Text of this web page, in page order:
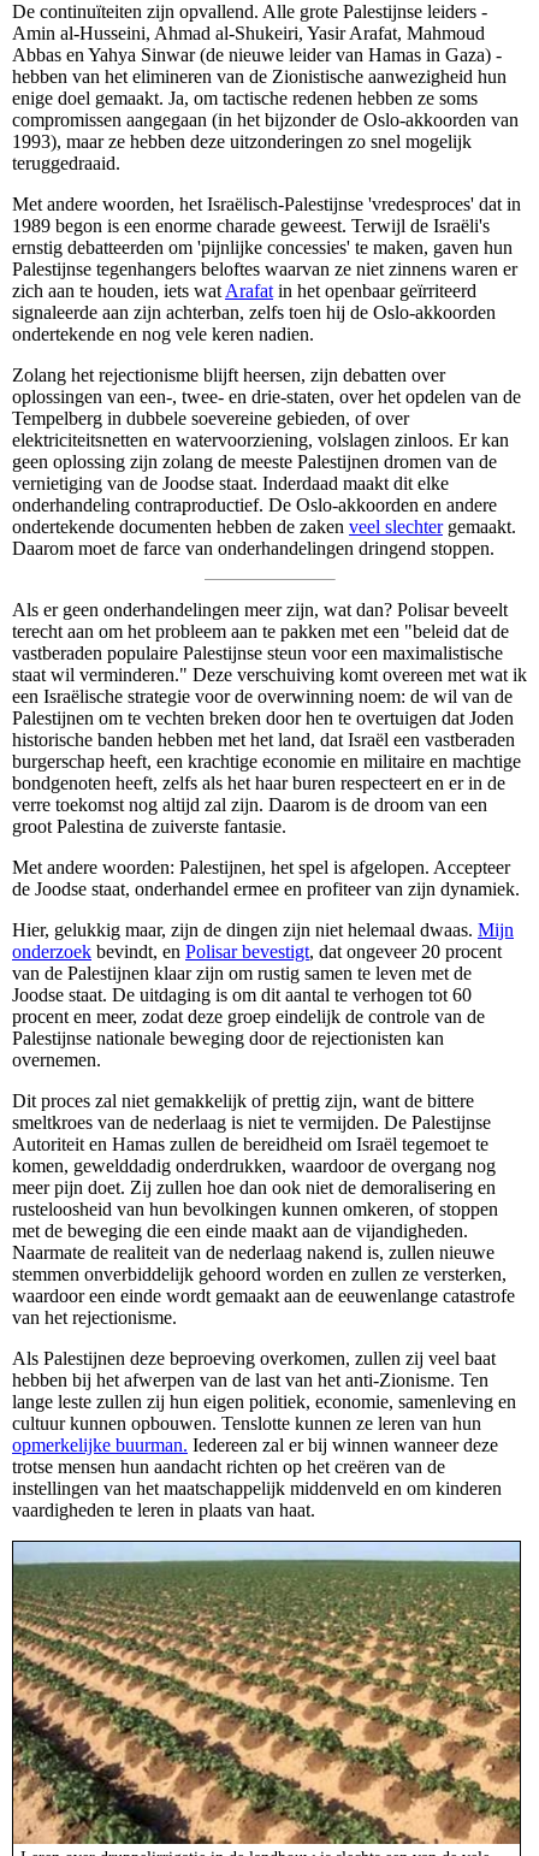
De continuïteiten zijn opvallend. Alle grote Palestijnse leiders -
Amin al-Husseini, Ahmad al-Shukeiri, Yasir Arafat, Mahmoud
Abbas en Yahya Sinwar (de nieuwe leider van Hamas in Gaza) -
hebben van het elimineren van de Zionistische aanwezigheid hun
enige doel gemaakt. Ja, om tactische redenen hebben ze soms
compromissen aangegaan (in het bijzonder de Oslo-akkoorden van
1993), maar ze hebben deze uitzonderingen zo snel mogelijk
teruggedraaid.
Met andere woorden, het Israëlisch-Palestijnse 'vredesproces' dat in
1989 begon is een enorme charade geweest. Terwijl de Israëli's
ernstig debatteerden om 'pijnlijke concessies' te maken, gaven hun
Palestijnse tegenhangers beloftes waarvan ze niet zinnens waren er
zich aan te houden, iets wat Arafat in het openbaar geïrriteerd
signaleerde aan zijn achterban, zelfs toen hij de Oslo-akkoorden
ondertekende en nog vele keren nadien.
Zolang het rejectionisme blijft heersen, zijn debatten over
oplossingen van een-, twee- en drie-staten, over het opdelen van de
Tempelberg in dubbele soevereine gebieden, of over
elektriciteitsnetten en watervoorziening, volslagen zinloos. Er kan
geen oplossing zijn zolang de meeste Palestijnen dromen van de
vernietiging van de Joodse staat. Inderdaad maakt dit elke
onderhandeling contraproductief. De Oslo-akkoorden en andere
ondertekende documenten hebben de zaken veel slechtergemaakt.
Daarom moet de farce van onderhandelingen dringend stoppen.
Als er geen onderhandelingen meer zijn, wat dan? Polisar beveelt
terecht aan om het probleem aan te pakken met een "beleid dat de
vastberaden populaire Palestijnse steun voor een maximalistische
staat wil verminderen." Deze verschuiving komt overeen met wat ik
een Israëlische strategie voor de overwinning noem: de wil van de
Palestijnen om te vechten breken door hen te overtuigen dat Joden
historische banden hebben met het land, dat Israël een vastberaden
burgerschap heeft, een krachtige economie en militaire en machtige
bondgenoten heeft, zelfs als het haar buren respecteert en er in de
verre toekomst nog altijd zal zijn. Daarom is de droom van een
groot Palestina de zuiverste fantasie.
Met andere woorden: Palestijnen, het spel is afgelopen. Accepteer
de Joodse staat, onderhandel ermee en profiteer van zijn dynamiek.
Hier, gelukkig maar, zijn de dingen zijn niet helemaal dwaas. Mijn
onderzoek bevindt, en Polisar bevestigt, dat ongeveer 20 procent
van de Palestijnen klaar zijn om rustig samen te leven met de
Joodse staat. De uitdaging is om dit aantal te verhogen tot 60
procent en meer, zodat deze groep eindelijk de controle van de
Palestijnse nationale beweging door de rejectionisten kan
overnemen.
Dit proces zal niet gemakkelijk of prettig zijn, want de bittere
smeltkroes van de nederlaag is niet te vermijden. De Palestijnse
Autoriteit en Hamas zullen de bereidheid om Israël tegemoet te
komen, gewelddadig onderdrukken, waardoor de overgang nog
meer pijn doet. Zij zullen hoe dan ook niet de demoralisering en
rusteloosheid van hun bevolkingen kunnen omkeren, of stoppen
met de beweging die een einde maakt aan de vijandigheden.
Naarmate de realiteit van de nederlaag nakend is, zullen nieuwe
stemmen onverbiddelijk gehoord worden en zullen ze versterken,
waardoor een einde wordt gemaakt aan de eeuwenlange catastrofe
van het rejectionisme.
Als Palestijnen deze beproeving overkomen, zullen zij veel baat
hebben bij het afwerpen van de last van het anti-Zionisme. Ten
lange leste zullen zij hun eigen politiek, economie, samenleving en
cultuur kunnen opbouwen. Tenslotte kunnen ze leren van hun
opmerkelijke buurman. Iedereen zal er bij winnen wanneer deze
trotse mensen hun aandacht richten op het creëren van de
instellingen van het maatschappelijk middenveld en om kinderen
vaardigheden te leren in plaats van haat.